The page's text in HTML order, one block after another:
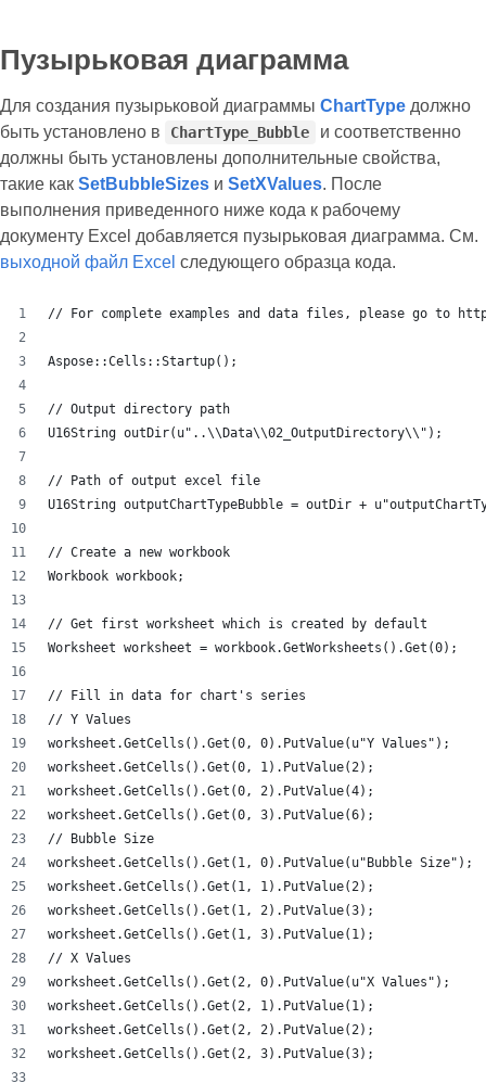
Пузырьковая диаграмма
Для создания пузырьковой диаграммы ChartType должно
быть установлено в
ChartType_Bubble
и соответственно
должны быть установлены дополнительные свойства,
такие как SetBubbleSizes и SetXValues. После
выполнения приведенного ниже кода к рабочему
документу Excel добавляется пузырьковая диаграмма. См.
выходной файл Excel следующего образца кода.
// For complete examples and data files, please go to
Aspose::Cells::Startup();
// Output directory path
U16String outDir(u"..\\Data\\02_OutputDirectory\\");
// Path of output excel file
U16String outputChartTypeBubble = outDir +
// Create a new workbook
Workbook workbook;
// Get first worksheet which is created by default
Worksheet worksheet = workbook.GetWorksheets().Get(0);
// Fill in data for chart's series
// Y Values
worksheet.GetCells().Get(0, 0).PutValue(u"Y Values");
worksheet.GetCells().Get(0, 1).PutValue(2);
worksheet.GetCells().Get(0, 2).PutValue(4);
worksheet.GetCells().Get(0, 3).PutValue(6);
// Bubble Size
worksheet.GetCells().Get(1, 0).PutValue(u"Bubble Size");
worksheet.GetCells().Get(1, 1).PutValue(2);
worksheet.GetCells().Get(1, 2).PutValue(3);
worksheet.GetCells().Get(1, 3).PutValue(1);
// X Values
worksheet.GetCells().Get(2, 0).PutValue(u"X Values");
worksheet.GetCells().Get(2, 1).PutValue(1);
worksheet.GetCells().Get(2, 2).PutValue(2);
worksheet.GetCells().Get(2, 3).PutValue(3);